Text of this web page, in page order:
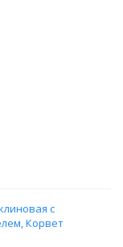
с
Корвет